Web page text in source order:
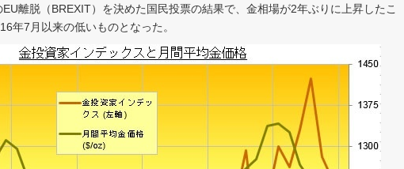
離脱（BREXIT）を決めた国民投票の結果で、金相場が2年ぶりに上昇したこ
年7月以来の低いものとなった。